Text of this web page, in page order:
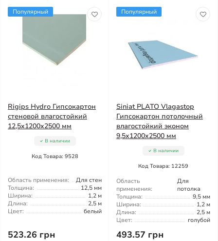
Популярный
Rigips Hydro Гипсокартон
стеновой влагостойкий
12,5x1200x2500 мм
В наличии
Код Товара: 9528
Область применения:
Для стен
Толщина:
12,5 мм
Ширина:
1,2 м
Длина:
2,5 м
Цвет:
белый
523.26 грн
Популярный
Siniat PLATO Vlagastop
Гипсокартон потолочный
влагостойкий эконом
9,5x1200x2500 мм
В наличии
Код Товара: 12259
Область
применения:
Для
потолка
Толщина:
9,5 мм
Ширина:
1,2 м
Длина:
2,5 м
Цвет:
голубой
493.57 грн